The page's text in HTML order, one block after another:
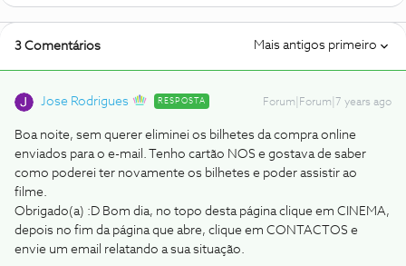
3 Comentários Mais antigos primeiro
Jose Rodrigues RESPOSTA Forum|Forum|7 years ago
Boa noite, sem querer eliminei os bilhetes da compra online
enviados para o e-mail. Tenho cartão NOS e gostava de saber
como poderei ter novamente os bilhetes e poder assistir ao
filme.
Obrigado(a) :D Bom dia, no topo desta página clique em CINEMA,
depois no fim da página que abre, clique em CONTACTOS e
envie um email relatando a sua situação.